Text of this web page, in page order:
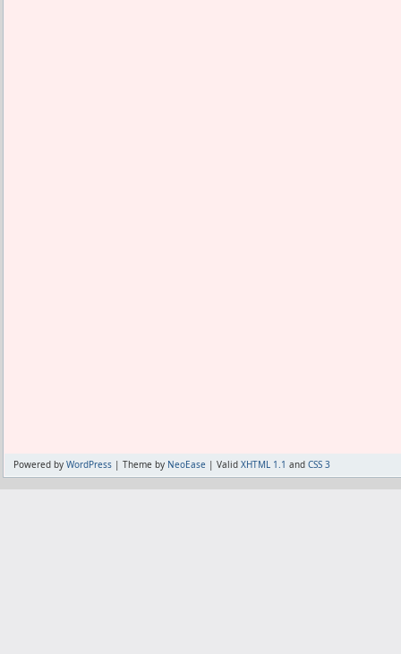
Powered by WordPress | Theme by NeoEase | Valid XHTML 1.1 and CSS 3